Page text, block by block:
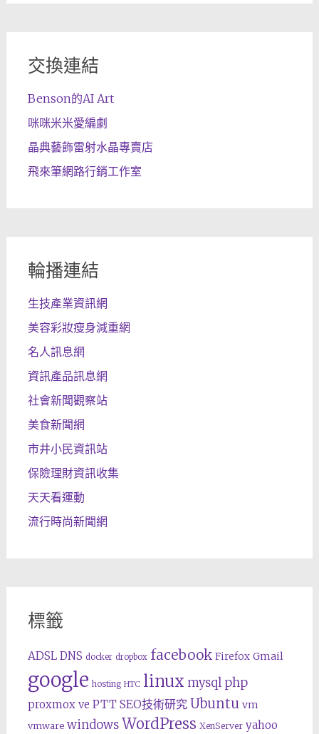
交換連結
Benson的AI Art
咪咪米米愛編劇
晶典藝飾雷射水晶專賣店
飛來筆網路行銷工作室
輪播連結
生技產業資訊網
美容彩妝瘦身減重網
名人訊息網
資訊產品訊息網
社會新聞觀察站
美食新聞網
市井小民資訊站
保險理財資訊收集
天天看運動
流行時尚新聞網
標籤
ADSL DNS docker dropbox facebook Firefox Gmail
google hosting HTC linux mysql php
proxmox ve PTT SEO技術研究 Ubuntu vm
vmware windows WordPress XenServer yahoo